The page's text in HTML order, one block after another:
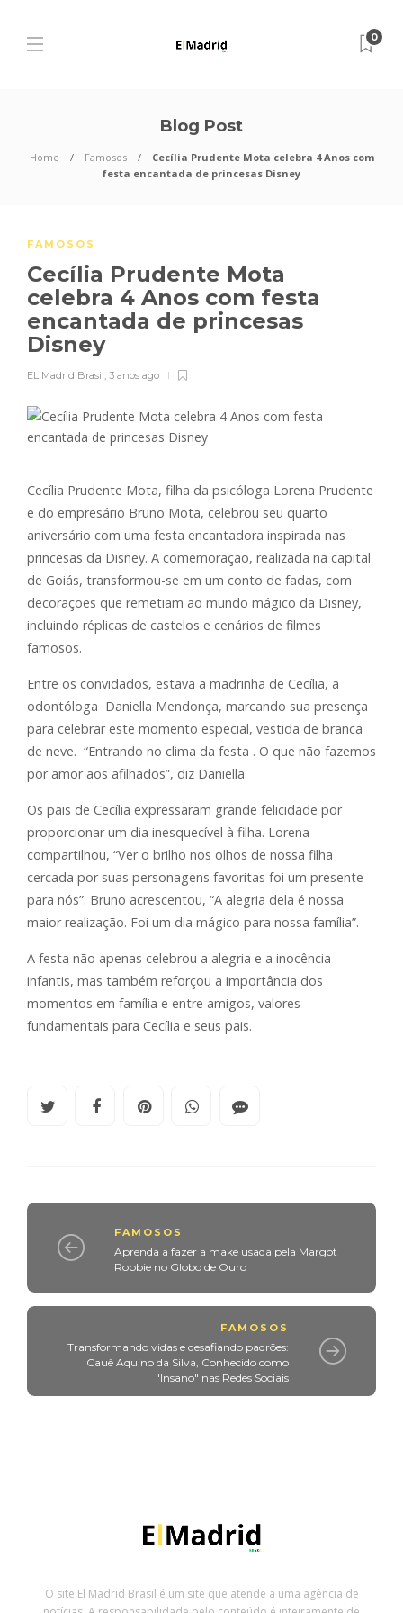
0
Blog Post
Home Famosos
Cecília Prudente Mota celebra 4 Anos com
festa encantada de princesas Disney
FAMOSOS
Cecília Prudente Mota
celebra 4 Anos com festa
encantada de princesas
Disney
EL Madrid Brasil, 3 anos ago
Cecília Prudente Mota, filha da psicóloga Lorena Prudente
e do empresário Bruno Mota, celebrou seu quarto
aniversário com uma festa encantadora inspirada nas
princesas da Disney. A comemoração, realizada na capital
de Goiás, transformou-se em um conto de fadas, com
decorações que remetiam ao mundo mágico da Disney,
incluindo réplicas de castelos e cenários de filmes
famosos.
Entre os convidados, estava a madrinha de Cecília, a
odontóloga Daniella Mendonça, marcando sua presença
para celebrar este momento especial, vestida de branca
de neve. “Entrando no clima da festa . O que não fazemos
por amor aos afilhados”, diz Daniella.
Os pais de Cecília expressaram grande felicidade por
proporcionar um dia inesquecível à filha. Lorena
compartilhou, “Ver o brilho nos olhos de nossa filha
cercada por suas personagens favoritas foi um presente
para nós”. Bruno acrescentou, “A alegria dela é nossa
maior realização. Foi um dia mágico para nossa família”.
A festa não apenas celebrou a alegria e a inocência
infantis, mas também reforçou a importância dos
momentos em família e entre amigos, valores
fundamentais para Cecília e seus pais.
FAMOSOS
Aprenda a fazer a make usada pela Margot
Robbie no Globo de Ouro
FAMOSOS
Transformando vidas e desafiando padrões:
Cauê Aquino da Silva, Conhecido como
"Insano" nas Redes Sociais
O site El Madrid Brasil é um site que atende a uma agência de